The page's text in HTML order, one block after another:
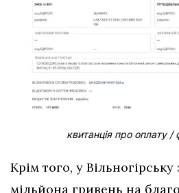
квитанція про оплату /
Крім того, у Вільногірську
мільйона гривень на